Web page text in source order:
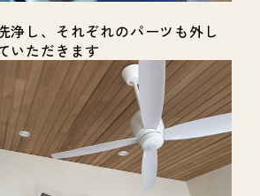
浄し、それぞれのパーツも外し
いただきます